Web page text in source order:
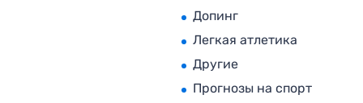
Допинг
Легкая атлетика
Другие
Прогнозы на спорт